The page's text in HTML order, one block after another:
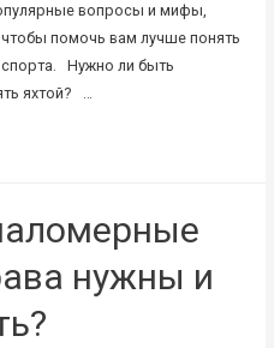
вопросы и мифы,
помочь вам лучше понять
спорта. Нужно ли быть
яхтой? …
нужны и